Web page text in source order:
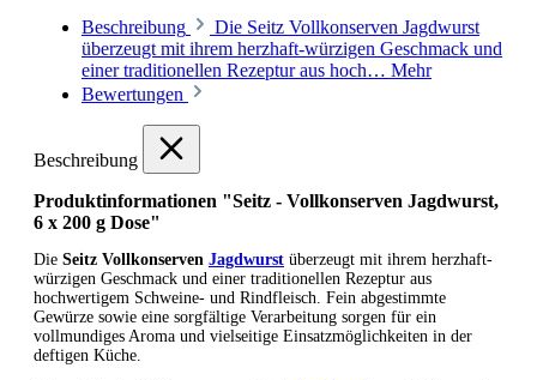
Beschreibung
Die Seitz Vollkonserven Jagdwurst
überzeugt mit ihrem herzhaft-würzigen Geschmack und
einer traditionellen Rezeptur aus hoch… Mehr
Bewertungen
Beschreibung
Produktinformationen "Seitz - Vollkonserven Jagdwurst,
6 x 200 g Dose"
Die Seitz Vollkonserven Jagdwurst überzeugt mit ihrem herzhaft-
würzigen Geschmack und einer traditionellen Rezeptur aus
hochwertigem Schweine- und Rindfleisch. Fein abgestimmte
Gewürze sowie eine sorgfältige Verarbeitung sorgen für ein
vollmundiges Aroma und vielseitige Einsatzmöglichkeiten in der
deftigen Küche.